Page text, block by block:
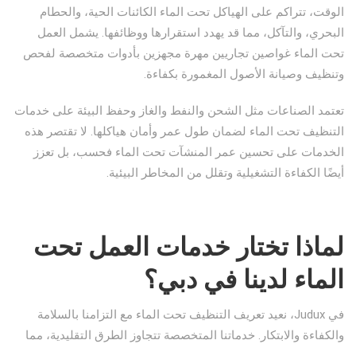
الوقت، تتراكم على الهياكل تحت الماء الكائنات الحية، والحطام
البحري، والتآكل، مما قد يهدد استقرارها ووظائفها. يشمل العمل
تحت الماء غواصين تجاريين مهرة مجهزين بأدوات متخصصة لفحص
وتنظيف وصيانة الأصول المغمورة بكفاءة.
تعتمد الصناعات مثل الشحن والنفط والغاز وحفظ البيئة على خدمات
التنظيف تحت الماء لضمان طول عمر وأمان هياكلها. لا تقتصر هذه
الخدمات على تحسين عمر المنشآت تحت الماء فحسب، بل تعزز
أيضًا الكفاءة التشغيلية وتقلل من المخاطر البيئية.
لماذا تختار خدمات العمل تحت
الماء لدينا في دبي؟
في Judux، نعيد تعريف التنظيف تحت الماء مع التزامنا بالسلامة
والكفاءة والابتكار. خدماتنا المتخصصة تتجاوز الطرق التقليدية، مما